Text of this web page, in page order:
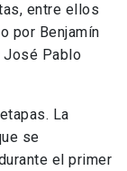
entre ellos
por Benjamín
José Pablo
La
se
el primer